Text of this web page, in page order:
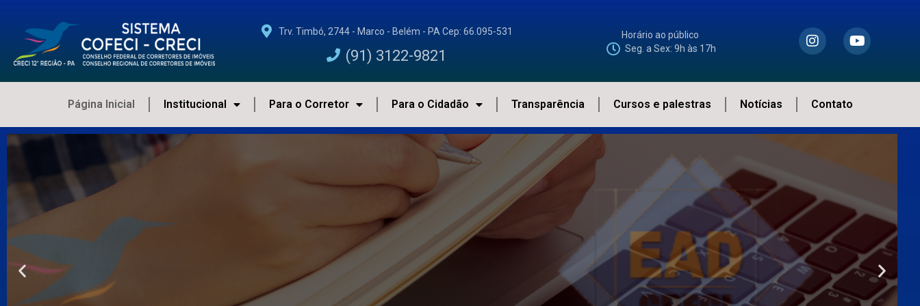
Trv. Timbó, 2744 - Marco - Belém - PA Cep: 66.095-531
(91) 3122-9821
Horário ao público
Seg. a Sex: 9h às 17h
Página Inicial Institucional Para o Corretor Para o Cidadão Transparência Cursos e palestras Notícias Contato